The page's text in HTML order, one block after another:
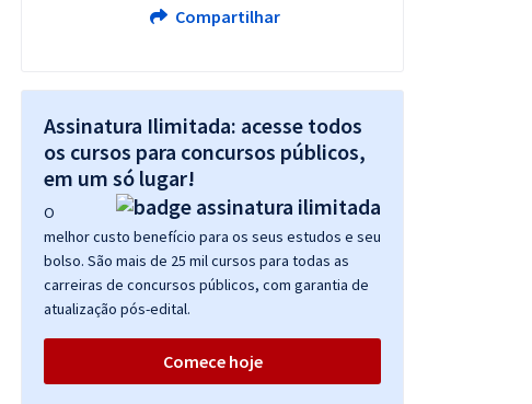
Compartilhar
Assinatura Ilimitada: acesse todos
os cursos para concursos públicos,
em um só lugar!
O
melhor custo benefício para os seus estudos e seu
bolso. São mais de 25 mil cursos para todas as
carreiras de concursos públicos, com garantia de
atualização pós-edital.
Comece hoje